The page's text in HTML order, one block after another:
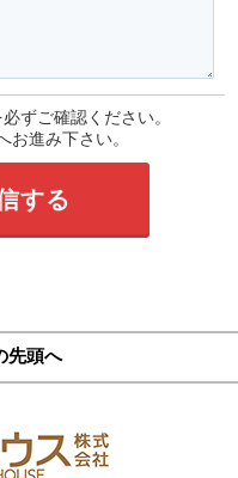
必ずご確認ください。
お進み下さい。
先頭へ